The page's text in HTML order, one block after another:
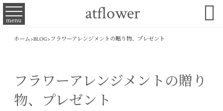
atflower
menu 
ホーム>BLOG> フラワーアレンジメントの贈り物、プレゼント
フラワーアレンジメントの贈り
物、プレゼント